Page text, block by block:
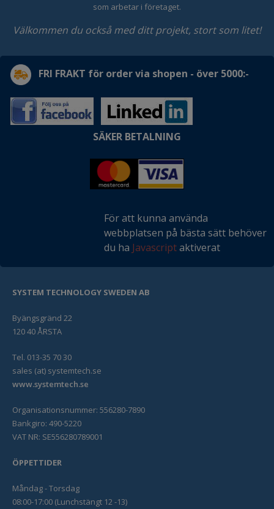
som arbetar i företaget.
Välkommen du också med ditt projekt, stort som litet!
FRI FRAKT för order via shopen - över 5000:-
SÄKER BETALNING
För att kunna använda
webbplatsen på bästa sätt behöver
du ha Javascriptaktiverat
SYSTEM TECHNOLOGY SWEDEN AB
Byängsgränd 22
120 40 ÅRSTA
Tel. 013-35 70 30
sales (at) systemtech.se
www.systemtech.se
Organisationsnummer: 556280-7890
Bankgiro: 490-5220
VAT NR: SE556280789001
ÖPPETTIDER
Måndag - Torsdag
08:00-17:00 (Lunchstängt 12 -13)